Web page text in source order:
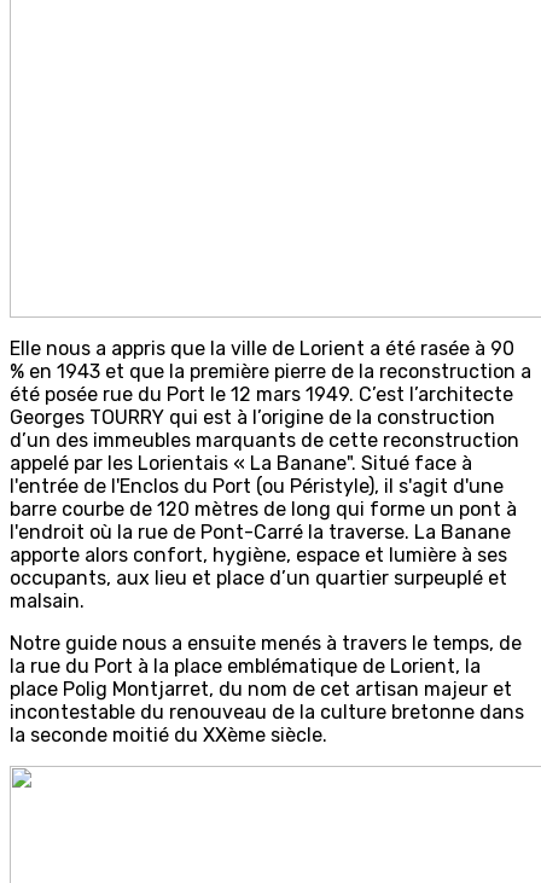
Elle nous a appris que la ville de Lorient a été rasée à 90
% en 1943 et que la première pierre de la reconstruction a
été posée rue du Port le 12 mars 1949. C’est l’architecte
Georges TOURRY qui est à l’origine de la construction
d’un des immeubles marquants de cette reconstruction
appelé par les Lorientais « La Banane". Situé face à
l'entrée de l'Enclos du Port (ou Péristyle), il s'agit d'une
barre courbe de 120 mètres de long qui forme un pont à
l'endroit où la rue de Pont-Carré la traverse. La Banane
apporte alors confort, hygiène, espace et lumière à ses
occupants, aux lieu et place d’un quartier surpeuplé et
malsain.
Notre guide nous a ensuite menés à travers le temps, de
la rue du Port à la place emblématique de Lorient, la
place Polig Montjarret, du nom de cet artisan majeur et
incontestable du renouveau de la culture bretonne dans
la seconde moitié du XXème siècle.